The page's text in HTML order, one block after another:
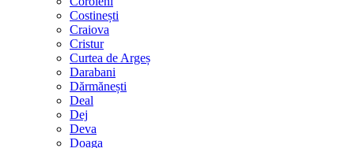
Costinești
Craiova
Cristur
Curtea de Argeș
Darabani
Dărmănești
Deal
Dej
Deva
Doaga